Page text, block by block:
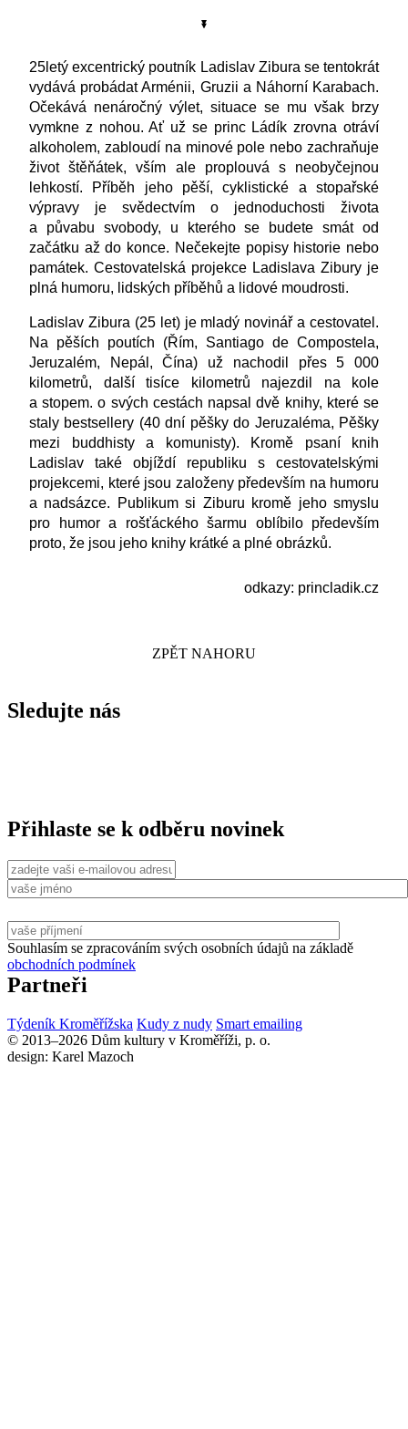
25letý excentrický poutník Ladislav Zibura se tentokrát
vydává probádat Arménii, Gruzii a Náhorní Karabach.
Očekává nenáročný výlet, situace se mu však brzy
vymkne z nohou. Ať už se princ Ládík zrovna otráví
alkoholem, zabloudí na minové pole nebo zachraňuje
život štěňátek, vším ale proplouvá s neobyčejnou
lehkostí. Příběh jeho pěší, cyklistické a stopařské
výpravy je svědectvím o jednoduchosti života
a půvabu svobody, u kterého se budete smát od
začátku až do konce. Nečekejte popisy historie nebo
památek. Cestovatelská projekce Ladislava Zibury je
plná humoru, lidských příběhů a lidové moudrosti.
Ladislav Zibura (25 let) je mladý novinář a cestovatel.
Na pěších poutích (Řím, Santiago de Compostela,
Jeruzalém, Nepál, Čína) už nachodil přes 5 000
kilometrů, další tisíce kilometrů najezdil na kole
a stopem. o svých cestách napsal dvě knihy, které se
staly bestsellery (40 dní pěšky do Jeruzaléma, Pěšky
mezi buddhisty a komunisty). Kromě psaní knih
Ladislav také objíždí republiku s cestovatelskými
projekcemi, které jsou založeny především na humoru
a nadsázce. Publikum si Ziburu kromě jeho smyslu
pro humor a rošťáckého šarmu oblíbilo především
proto, že jsou jeho knihy krátké a plné obrázků.
odkazy: princladik.cz
ZPĚT NAHORU
Sledujte nás
Přihlaste se k odběru novinek
Souhlasím se zpracováním svých osobních údajů na základě
obchodních podmínek
Partneři
Týdeník Kroměřížska Kudy z nudy Smart emailing
© 2013–2026 Dům kultury v Kroměříži, p. o.
design: Karel Mazoch